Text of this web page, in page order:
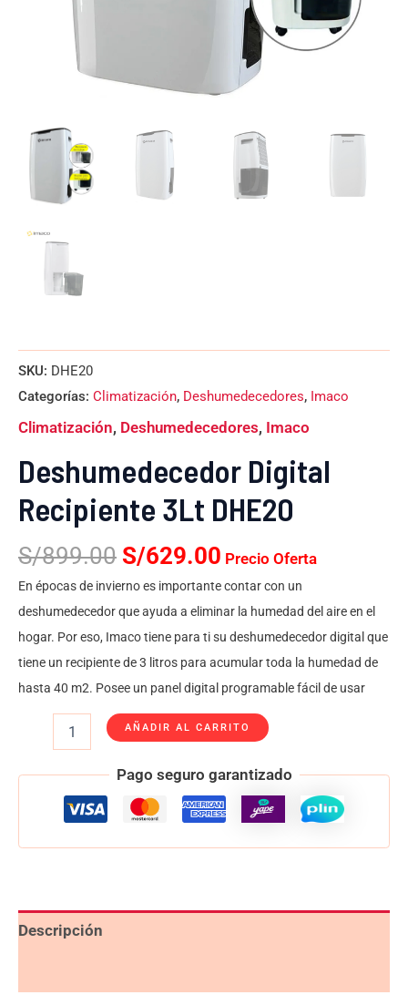
SKU: DHE20
Categorías: Climatización, Deshumedecedores, Imaco
Climatización, Deshumedecedores, Imaco
Deshumedecedor Digital
Recipiente 3Lt DHE20
S/899.00 S/629.00 Precio Oferta
En épocas de invierno es importante contar con un
deshumedecedor que ayuda a eliminar la humedad del aire en el
hogar. Por eso, Imaco tiene para ti su deshumedecedor digital que
tiene un recipiente de 3 litros para acumular toda la humedad de
hasta 40 m2. Posee un panel digital programable fácil de usar
AÑADIR AL CARRITO
Pago seguro garantizado
Descripción